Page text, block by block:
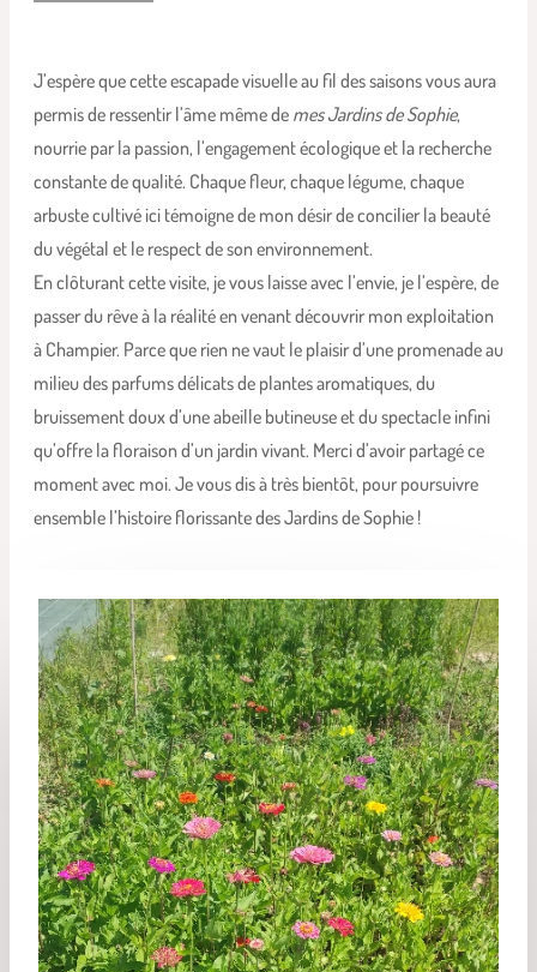
J’espère que cette escapade visuelle au fil des saisons vous aura
permis de ressentir l’âme même de mes Jardins de Sophie,
nourrie par la passion, l’engagement écologique et la recherche
constante de qualité. Chaque fleur, chaque légume, chaque
arbuste cultivé ici témoigne de mon désir de concilier la beauté
du végétal et le respect de son environnement.
En clôturant cette visite, je vous laisse avec l’envie, je l’espère, de
passer du rêve à la réalité en venant découvrir mon exploitation
à Champier. Parce que rien ne vaut le plaisir d’une promenade au
milieu des parfums délicats de plantes aromatiques, du
bruissement doux d’une abeille butineuse et du spectacle infini
qu’offre la floraison d’un jardin vivant. Merci d’avoir partagé ce
moment avec moi. Je vous dis à très bientôt, pour poursuivre
ensemble l’histoire florissante des Jardins de Sophie !